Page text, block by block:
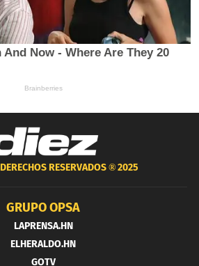
RESERVADOS ®2025
GRUPO OPSA
LAPRENSA.HN
ELHERALDO.HN
GOTV